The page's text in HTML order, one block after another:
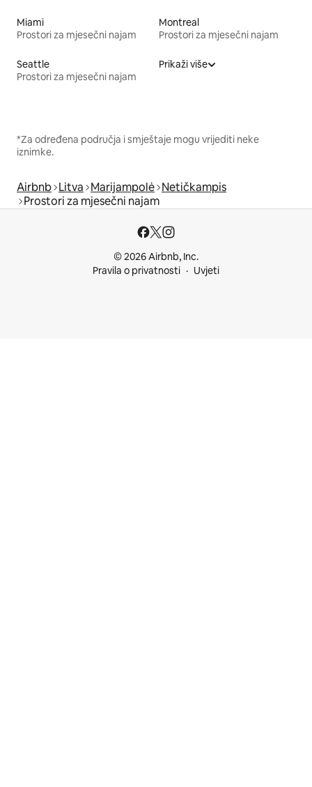
Miami
Prostori za mjesečni najam
Montreal
Prostori za mjesečni najam
Seattle
Prostori za mjesečni najam
Prikaži više
*Za određena područja i smještaje mogu vrijediti neke
iznimke.
Airbnb Litva Marijampolė Netičkampis
Prostori za mjesečni najam
© 2026 Airbnb, Inc.
Pravila o privatnosti
Uvjeti